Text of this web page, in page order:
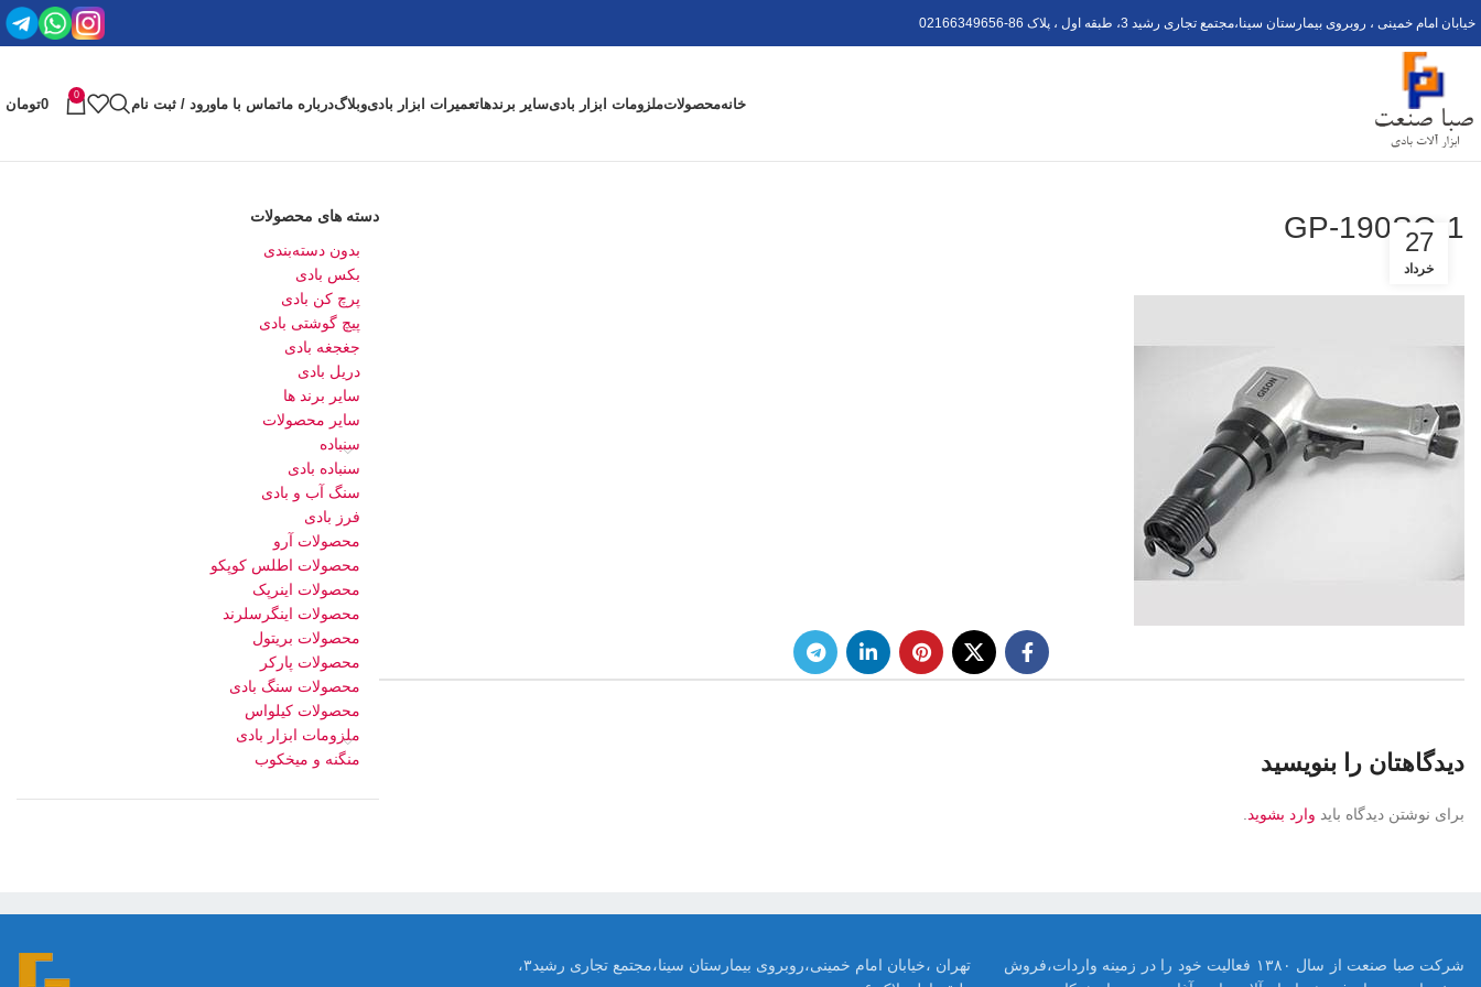
خیابان امام خمینی ، روبروی بیمارستان سینا،مجتمع تجاری رشید 3، طبقه اول ، پلاک 6 02166349656-8
خانهمحصولاتملزومات ابزار بادیسایر برندهاتعمیرات ابزار بادیوبلاگدرباره ماتماس با ماورود / ثبت نام
0
0تومان
GP-190SQ-1
27
خرداد
دیدگاهتان را بنویسید
برای نوشتن دیدگاه باید وارد بشوید
دسته های محصولات
بدون دسته‌بندی
بکس بادی
پرچ کن بادی
پیچ گوشتی بادی
جغجغه بادی
دریل بادی
سایر برند ها
سایر محصولات
سنباده
سنباده بادی
سنگ آب و بادی
فرز بادی
محصولات آرو
محصولات اطلس کوپکو
محصولات اینرپک
محصولات اینگرسلرند
محصولات بریتول
محصولات پارکر
محصولات سنگ بادی
محصولات کیلواس
ملزومات ابزار بادی
منگنه و میخکوب
تهران ،خیابان امام خمینی،روبروی بیمارستان سینا،مجتمع تجاری رشید۳،
شرکت صبا صنعت از سال ۱۳۸۰ فعالیت خود را در زمینه واردات،فروش